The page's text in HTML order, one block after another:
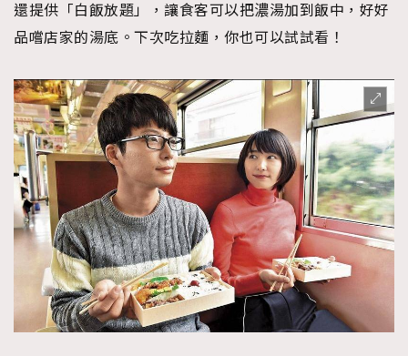
還提供「白飯放題」，讓食客可以把濃湯加到飯中，好好
品嚐店家的湯底。下次吃拉麵，你也可以試試看！